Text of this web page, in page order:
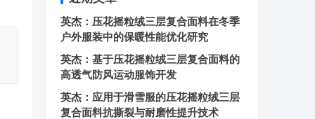
英杰：压花摇粒绒三层复合面料在冬季
户外服装中的保暖性能优化研究
英杰：基于压花摇粒绒三层复合面料的
高透气防风运动服饰开发
英杰：应用于滑雪服的压花摇粒绒三层
复合面料抗撕裂与耐磨性提升技术